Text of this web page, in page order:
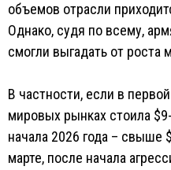
объемов отрасли
Однако, судя по всему,
смогли выгадать от
В частности, если в
мировых рынках стоила
начала 2026 года – свыше
марте, после начала